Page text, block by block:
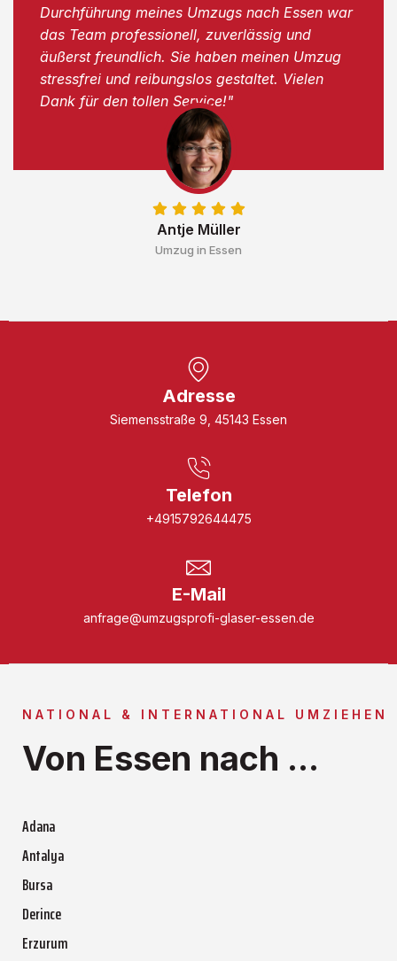
Antje Müller
Umzug in Essen
Durchführung meines Umzugs nach Essen war
das Team professionell, zuverlässig und
äußerst freundlich. Sie haben meinen Umzug
stressfrei und reibungslos gestaltet. Vielen
Dank für den tollen Service!"
Adresse
Siemensstraße 9, 45143 Essen
Telefon
+4915792644475
E-Mail
anfrage@umzugsprofi-glaser-essen.de
NATIONAL & INTERNATIONAL UMZIEHEN
Von Essen nach ...
Adana
Antalya
Bursa
Derince
Erzurum